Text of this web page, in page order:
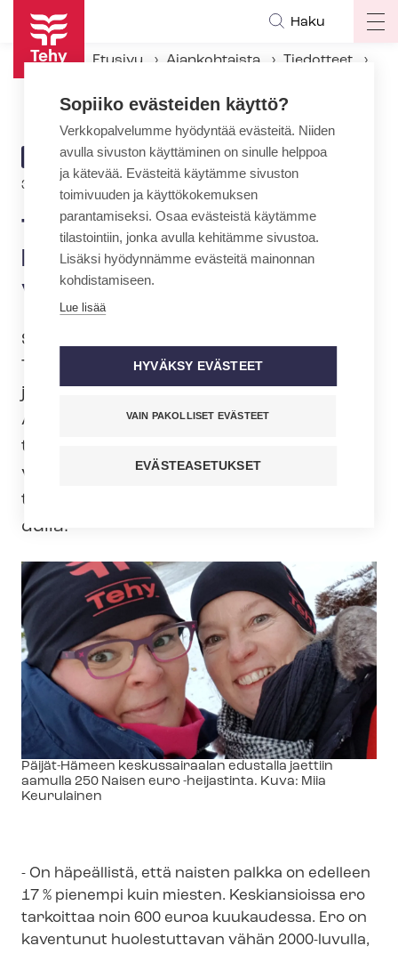
Hyppää
pääsisältöön
Haku
Etusivu Ajankohtaista
Tiedotteet
ARTIKKELIN
KATEGORIA
TIEDOTE
31.10.2017 | 7:24
Tehy Naisten palkkapäivänä:
Naisten keskiansio 600 euroa
vähemmän kuin miesten
Sosiaali- ja terveysalan ammattijärjestö
Tehy viettää Naisten palkkapäivää
jakamalla Naisen euro –heijastimia.
Ammattiosastojen väkeä ja Tehyn
toimiston työntekijöitä jalkautuu tätä
varten sosiaali- ja terveysalan
työpaikoille erityisesti pää­kau­pun­ki­seu­
dul­la.
Kuvateksti
Päijät-Hämeen keskussairaalan edustalla jaettiin
aamulla 250 Naisen euro -heijastinta. Kuva: Miia
Keurulainen
- On häpeällistä, että naisten palkka on edelleen
17 % pienempi kuin miesten. Keskiansioissa ero
tarkoittaa noin 600 euroa kuukaudessa. Ero on
kaventunut huolestuttavan vähän 2000-luvulla,
Sopiiko evästeiden käyttö?
Verkkopalvelumme hyödyntää evästeitä. Niiden
avulla sivuston käyttäminen on sinulle helppoa
ja kätevää. Evästeitä käytämme sivuston
toimivuuden ja käyttökokemuksen
parantamiseksi. Osaa evästeistä käytämme
tilastointiin, jonka avulla kehitämme sivustoa.
Lisäksi hyödynnämme evästeitä mainonnan
kohdistamiseen.
Lue lisää
HYVÄKSY EVÄSTEET
VAIN PAKOLLISET EVÄSTEET
EVÄSTEASETUKSET